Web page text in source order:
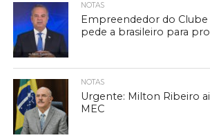
NOTAS
Empreendedor do Clube
pede a brasileiro para
NOTAS
Urgente: Milton Ribeiro
MEC